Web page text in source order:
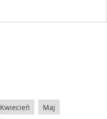
Kwiecień Maj